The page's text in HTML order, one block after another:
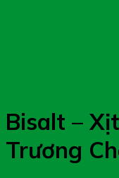
Bisalt –
Trương